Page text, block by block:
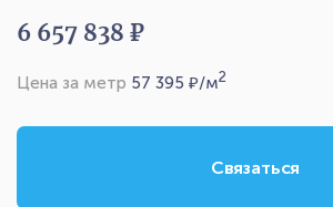
6 657 838 ₽
Цена за метр 57 395 ₽/м2
Связаться